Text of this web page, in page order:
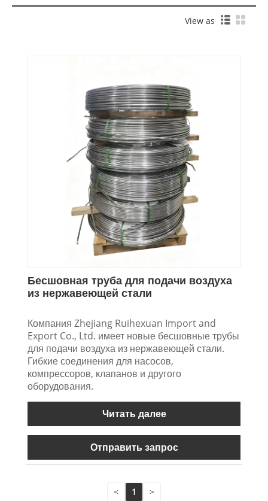
View as
Бесшовная труба для подачи воздуха
из нержавеющей стали
Компания Zhejiang Ruihexuan Import and
Export Co., Ltd. имеет новые бесшовные трубы
для подачи воздуха из нержавеющей стали.
Гибкие соединения для насосов,
компрессоров, клапанов и другого
оборудования.
Читать далее
Отправить запрос
< 1 >